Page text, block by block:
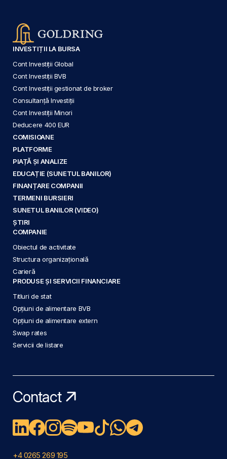
INVESTIȚII LA BURSA
Cont Investiții Global
Cont Investiții BVB
Cont Investiții gestionat de broker
Consultanță Investiții
Cont Investiții Minori
Deducere 400 EUR
COMISIOANE
PLATFORME
PIAȚĂ ȘI ANALIZE
EDUCAȚIE (SUNETUL BANILOR)
FINANȚARE COMPANII
TERMENI BURSIERI
SUNETUL BANILOR (VIDEO)
ȘTIRI
COMPANIE
Obiectul de activitate
Structura organizațională
Carieră
PRODUSE ȘI SERVICII FINANCIARE
Titluri de stat
Opțiuni de alimentare BVB
Opțiuni de alimentare extern
Swap rates
Servicii de listare
Contact
+4 0265 269 195